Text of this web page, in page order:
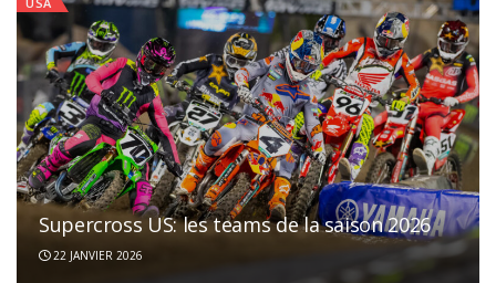
Supercross US: les teams de la saison 2026
22 JANVIER 2026